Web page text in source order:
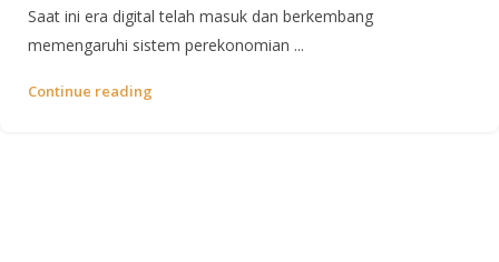
Saat ini era digital telah masuk dan berkembang
memengaruhi sistem perekonomian ...
Continue reading